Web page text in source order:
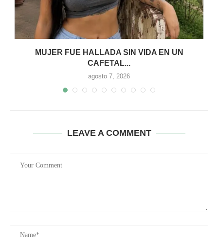
MUJER FUE HALLADA SIN VIDA EN UN
CAFETAL...
agosto 7, 2026
LEAVE A COMMENT